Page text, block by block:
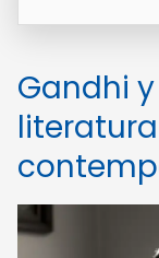
Gandhi